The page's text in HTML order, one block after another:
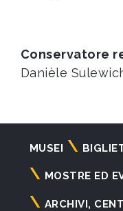
Conservatore
Danièle
principale
MUSEI
MOSTRE ED
ARCHIVI,